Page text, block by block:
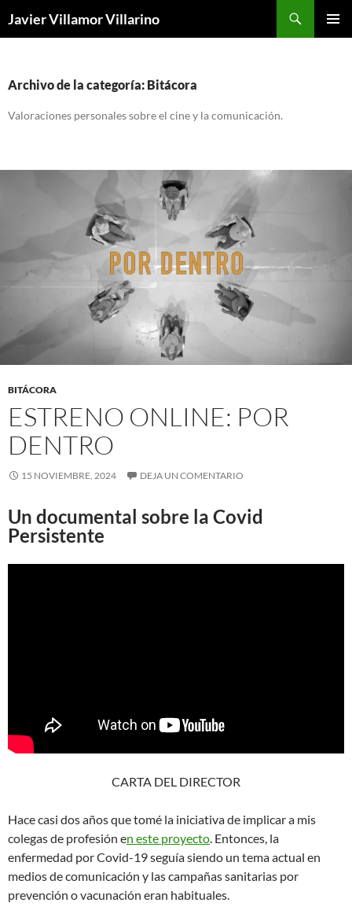
Javier Villamor Villarino
Archivo de la categoría: Bitácora
Valoraciones personales sobre el cine y la comunicación.
BITÁCORA
ESTRENO ONLINE: POR
DENTRO
15 NOVIEMBRE, 2024 DEJA UN COMENTARIO
Un documental sobre la Covid
Persistente
CARTA DEL DIRECTOR
Hace casi dos años que tomé la iniciativa de implicar a mis
colegas de profesión en este proyecto . Entonces, la
enfermedad por Covid-19 seguía siendo un tema actual en
medios de comunicación y las campañas sanitarias por
prevención o vacunación eran habituales.